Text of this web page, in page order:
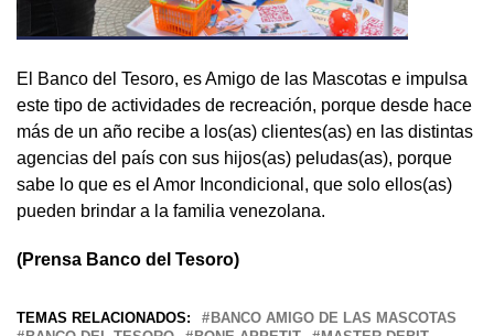
El Banco del Tesoro, es Amigo de las Mascotas e impulsa
este tipo de actividades de recreación, porque desde hace
más de un año recibe a los(as) clientes(as) en las distintas
agencias del país con sus hijos(as) peludas(as), porque
sabe lo que es el Amor Incondicional, que solo ellos(as)
pueden brindar a la familia venezolana.
(Prensa Banco del Tesoro)
TEMAS RELACIONADOS:
BANCO AMIGO DE LAS MASCOTAS